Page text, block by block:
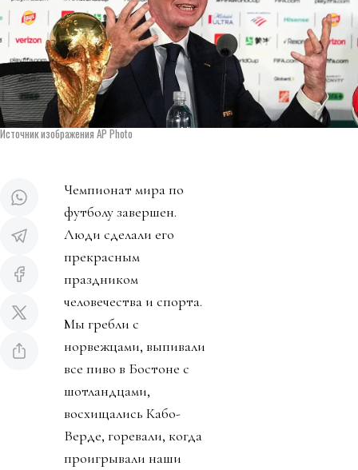
Источник изображения AP Photo
Чемпионат мира по
футболу завершен.
Люди сделали его
прекрасным
праздником
человечества и спорта.
Мы гребли с
норвежцами, выпивали
все пиво в Бостоне с
шотландцами,
восхищались Кабо-
Верде, горевали, когда
проигрывали наши